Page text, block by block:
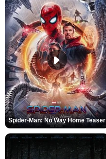
Spider-Man: No Way Home Teaser